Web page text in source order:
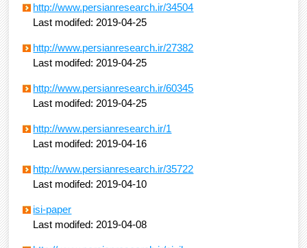
http://www.persianresearch.ir/34504
Last modifed: 2019-04-25
http://www.persianresearch.ir/27382
Last modifed: 2019-04-25
http://www.persianresearch.ir/60345
Last modifed: 2019-04-25
http://www.persianresearch.ir/1
Last modifed: 2019-04-16
http://www.persianresearch.ir/35722
Last modifed: 2019-04-10
isi-paper
Last modifed: 2019-04-08